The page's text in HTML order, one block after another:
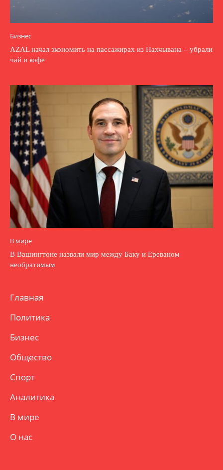
Бизнес
AZAL начал экономить на пассажирах из Нахчывана – убрали
чай и кофе
В мире
В Вашингтоне назвали мир между Баку и Ереваном
необратимым
Главная
Политика
Бизнес
Общество
Спорт
Аналитика
В мире
О нас